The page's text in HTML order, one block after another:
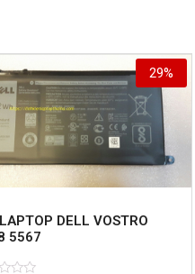
DELL VOSTRO
5567
29%